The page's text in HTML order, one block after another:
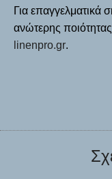
Για επαγγελματικά
ανώτερης
linenpro.gr.